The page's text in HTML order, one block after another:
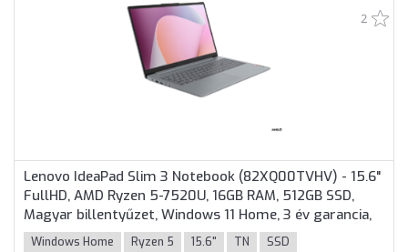
2
Lenovo IdeaPad Slim 3 Notebook (82XQ00TVHV) - 15.6"
FullHD, AMD Ryzen 5-7520U, 16GB RAM, 512GB SSD,
Magyar billentyűzet, Windows 11 Home, 3 év garancia,
Szürke színben
Windows Home Ryzen 5 15.6" TN
SSD